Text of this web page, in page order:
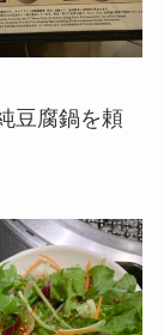
豆腐鍋を頼